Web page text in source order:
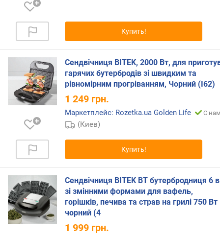
д
б
л
н
и
я
п
о
к
л
и
ч
е
с
т
в
Купить!
Сендвічниця BITEK, 2000 Вт, для
гарячих бутербродів зі швидким та
рівномірним прогріванням, Чорний (І62)
1 249 грн.
Маркетплейс: Rozetka.ua Golden Life С
(Киев)
Купить!
Сендвічниця BITEK BT бутербродниця 6
зі змінними формами для вафель,
горішків, печива та страв на грилі 750 Вт
чорний (4
1 999 грн.